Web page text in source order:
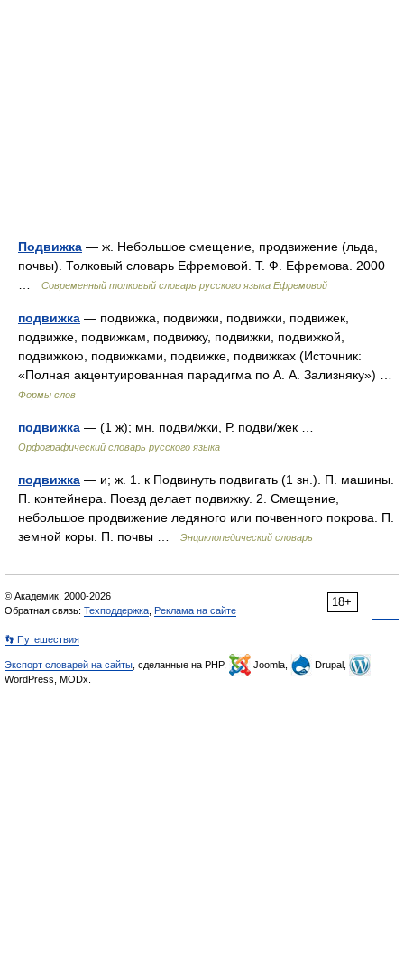
Подвижка — ж. Небольшое смещение, продвижение (льда,
почвы). Толковый словарь Ефремовой. Т. Ф. Ефремова. 2000
Современный толковый словарь русского языка Ефремовой
подвижка — подвижка, подвижки, подвижки, подвижек,
подвижке, подвижкам, подвижку, подвижки, подвижкой,
подвижкою, подвижками, подвижке, подвижках (Источник:
«Полная акцентуированная парадигма по А. А. Зализняку») …
Формы слов
подвижка — (1 ж); мн. подви/жки, Р. подви/жек …
Орфографический словарь русского языка
подвижка — и; ж. 1. к Подвинуть подвигать (1 зн.). П. машины.
П. контейнера. Поезд делает подвижку. 2. Смещение,
небольшое продвижение ледяного или почвенного покрова. П.
земной коры. П. почвы …
Энциклопедический словарь
18+
© Академик, 2000-2026
Обратная связь: Техподдержка Реклама на сайте
👣 Путешествия
Экспорт словарей на сайты , сделанные на PHP, Joomla,
Drupal,
WordPress, MODx.